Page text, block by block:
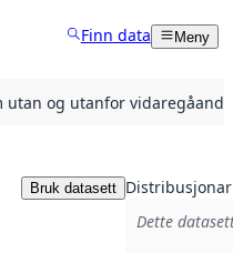
Finn data Meny
utan og utanfor
Bruk datasett Distribusjonar
Dette